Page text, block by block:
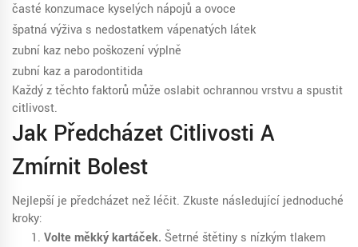
časté konzumace kyselých nápojů a ovoce
špatná výživa s nedostatkem vápenatých látek
zubní kaz nebo poškození výplně
zubní kaz a parodontitida
Každý z těchto faktorů může oslabit ochrannou vrstvu a spustit
citlivost.
Jak Předcházet Citlivosti A
Zmírnit Bolest
Nejlepší je předcházet než léčit. Zkuste následující jednoduché
kroky:
Volte měkký kartáček. Šetrné štětiny s nízkým tlakem